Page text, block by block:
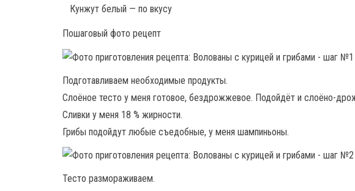
Кунжут белый — по вкусу
Пошаговый фото рецепт
Подготавливаем необходимые продукты.
Слоёное тесто у меня готовое, бездрожжевое. Подойдёт и слоёно-
Сливки у меня 18 % жирности.
Грибы подойдут любые съедобные, у меня шампиньоны.
Тесто размораживаем.